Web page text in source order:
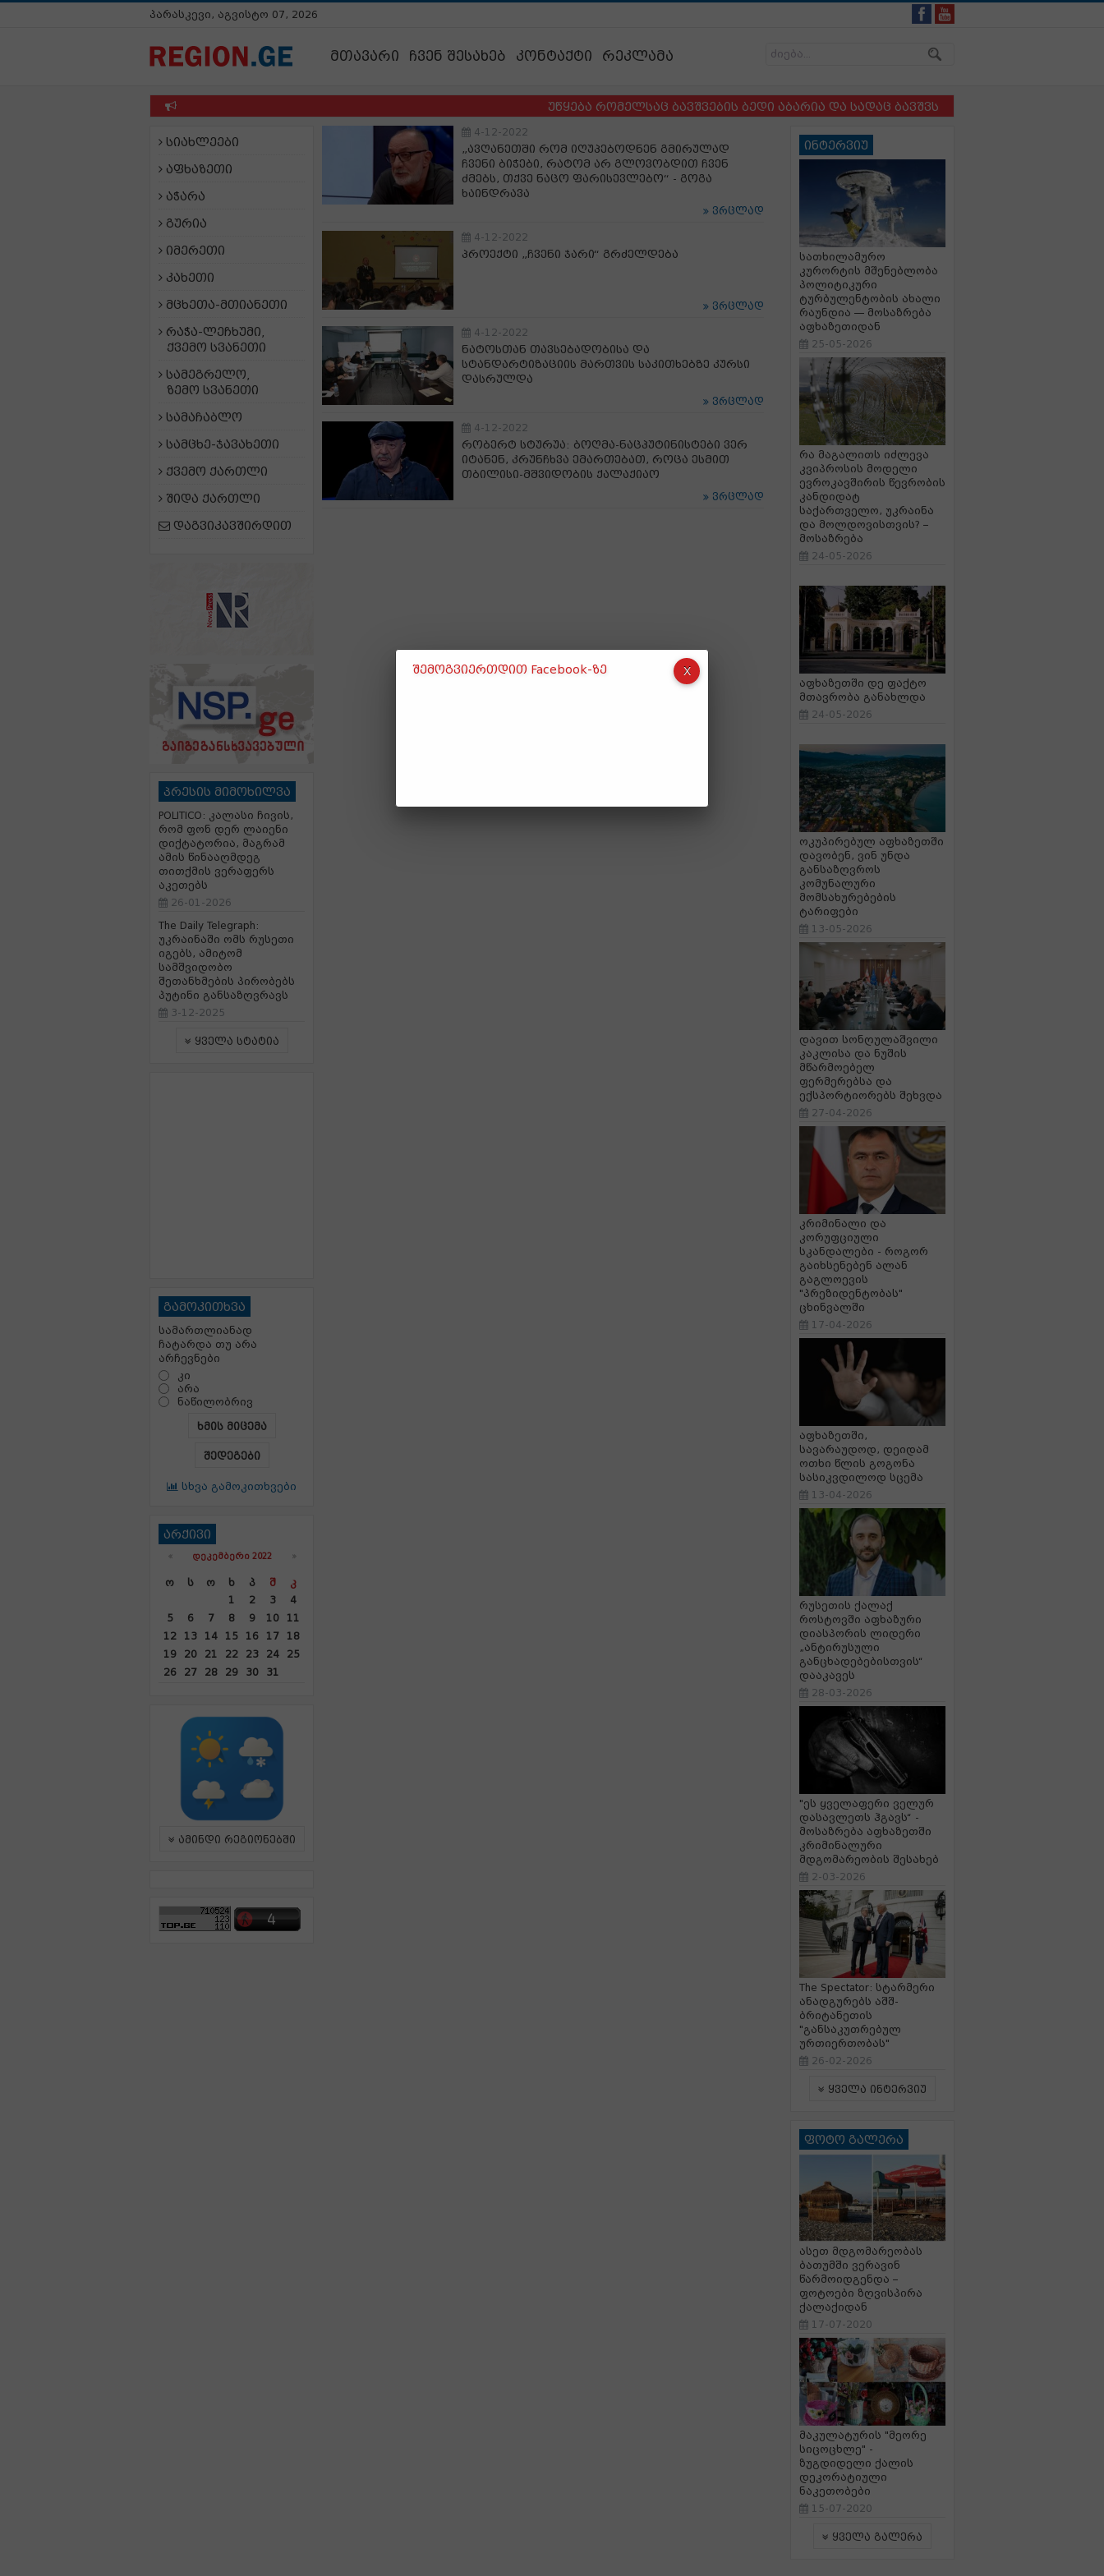
პარასკევი, აგვისტო 07, 2026
მთავარი ჩვენ შესახებ კონტაქტი რეკლამა
უწყება რომელსაც ბავშვების ბედი აბარია და სადაც ბავშვსა და ძაღლს ერთმანეთისგან
სიახლეები
აფხაზეთი
აჭარა
გურია
იმერეთი
კახეთი
მცხეთა-მთიანეთი
რაჭა-ლეჩხუმი,
ქვემო სვანეთი
სამეგრელო,
ზემო სვანეთი
სამაჩაბლო
სამცხე-ჯავახეთი
ქვემო ქართლი
შიდა ქართლი
დაგვიკავშირდით
პრესის მიმოხილვა
POLITICO: კალასი ჩივის,
რომ ფონ დერ ლაიენი
დიქტატორია, მაგრამ
ამის წინააღმდეგ
თითქმის ვერაფერს
აკეთებს
26-01-2026
The Daily Telegraph:
უკრაინაში ომს რუსეთი
იგებს, ამიტომ
სამშვიდობო
შეთანხმების პირობებს
პუტინი განსაზღვრავს
3-12-2025
ყველა სტატია
გამოკითხვა
სამართლიანად
ჩატარდა თუ არა
არჩევნები
კი
არა
ნაწილობრივ
ხმის მიცემა
შედეგები
სხვა გამოკითხვები
არქივი
« ᲓᲔᲙᲔᲛᲑᲔᲠᲘ 2022 »
Ო Ს Ო Ხ Პ Შ
Კ
1
2 3
4
5
6 7 8 9 10
11
12
13 14 15 16 17
18
19
20 21 22 23 24
25
26
27 28 29 30 31
ამინდი რეგიონებში
4-12-2022
„ავღანეთში რომ იღუპებოდნენ გმირულად
ჩვენი ბიჭები, რატომ არ გლოვობდით ჩვენ
ძმებს, თქვე ნაცო ფარისევლებო“ - გოგა
ხაინდრავა
ვრცლად
4-12-2022
პროექტი „ჩვენი ჯარი“ გრძელდება
ვრცლად
4-12-2022
ნატოსთან თავსებადობისა და
სტანდარტიზაციის მართვის საკითხებზე კურსი
დასრულდა
ვრცლად
4-12-2022
რობერტ სტურუა: ბოღმა-ნაცპუტინისტები ვერ
იტანენ, კრუნჩხვა ემართებათ, როცა ესმით
თბილისი-მშვიდობის ქალაქიაო
ვრცლად
ინტერვიუ
სათხილამურო
კურორტის მშენებლობა
პოლიტიკური
ტურბულენტობის ახალი
რაუნდია — მოსაზრება
აფხაზეთიდან
25-05-2026
რა მაგალითს იძლევა
კვიპროსის მოდელი
ევროკავშირის წევრობის
კანდიდატ
საქართველო, უკრაინა
და მოლდოვისთვის? –
მოსაზრება
24-05-2026
აფხაზეთში დე ფაქტო
მთავრობა განახლდა
24-05-2026
ოკუპირებულ აფხაზეთში
დავობენ, ვინ უნდა
განსაზღვროს
კომუნალური
მომსახურებების
ტარიფები
13-05-2026
დავით სონღულაშვილი
კაკლისა და ნუშის
მწარმოებელ
ფერმერებსა და
ექსპორტიორებს შეხვდა
27-04-2026
კრიმინალი და
კორუფციული
სკანდალები - როგორ
გაიხსენებენ ალან
გაგლოევის
"პრეზიდენტობას"
ცხინვალში
17-04-2026
აფხაზეთში,
სავარაუდოდ, დეიდამ
ოთხი წლის გოგონა
სასიკვდილოდ სცემა
13-04-2026
რუსეთის ქალაქ
როსტოვში აფხაზური
დიასპორის ლიდერი
„ანტირუსული
განცხადებებისთვის“
დააკავეს
28-03-2026
"ეს ყველაფერი ველურ
დასავლეთს ჰგავს“ -
მოსაზრება აფხაზეთში
კრიმინალური
მდგომარეობის შესახებ
2-03-2026
The Spectator: სტარმერი
ანადგურებს აშშ-
ბრიტანეთის
"განსაკუთრებულ
ურთიერთობას"
26-02-2026
ყველა ინტერვიუ
ფოტო გალერა
ასეთ მდგომარეობას
ბათუმში ვერავინ
წარმოიდგენდა –
ფოტოები ზღვისპირა
ქალაქიდან
17-07-2020
მაკულატურის "მეორე
სიცოცხლე" -
ზუგდიდელი ქალის
დეკორატიული
ნაკეთობები
15-07-2020
ყველა გალერა
შემოგვიერთდით Facebook-ზე